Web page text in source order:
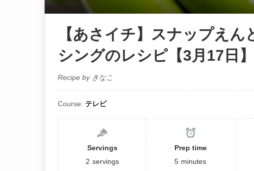
【あさイチ】スナップえ
シングのレシピ【3月17日】
Recipe by きなこ
Course: テレビ
Servings
2 servings
Prep time
5 minutes